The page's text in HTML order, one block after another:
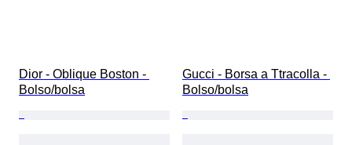
Dior - Oblique Boston -
Bolso/bolsa
Gucci - Borsa a Ttracolla -
Bolso/bolsa